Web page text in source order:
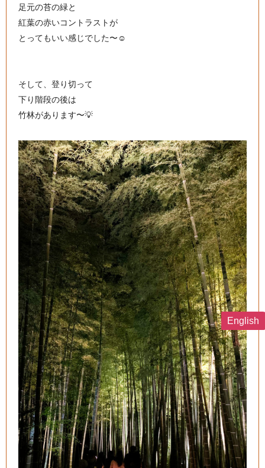
足元の苔の緑と
紅葉の赤いコントラストが
とってもいい感じでした〜☺️
そして、登り切って
下り階段の後は
竹林があります〜💡
English